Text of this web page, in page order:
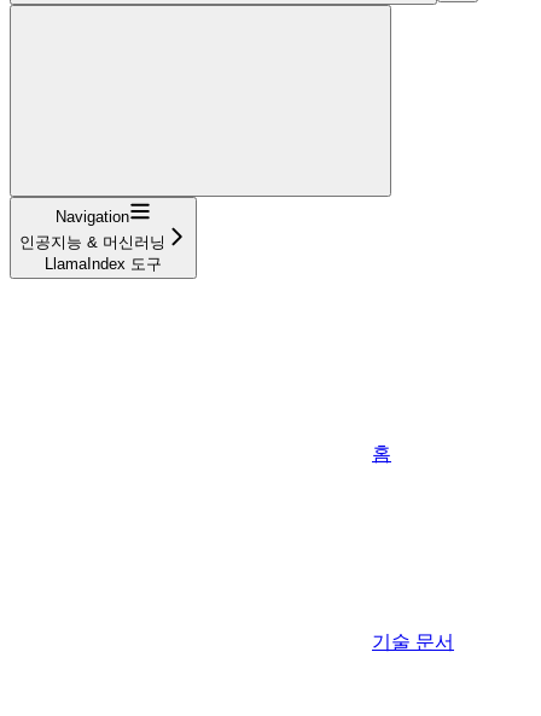
Navigation
인공지능 & 머신러닝
LlamaIndex 도구
홈
기술 문서